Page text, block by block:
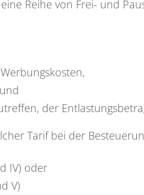
Reihe von Frei- und
der
Tarif bei der
IV) oder
V)